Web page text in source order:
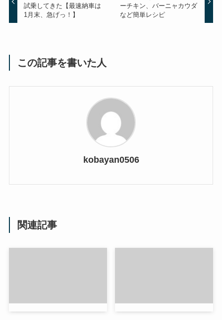
試乗してきた【最速納車は
1月末、急げっ！】
ーチキン、バーニャカウダ
など簡単レシピ
この記事を書いた人
kobayan0506
関連記事